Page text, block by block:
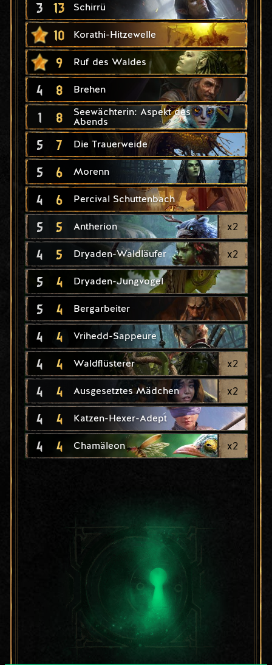
3 13 Schirrü
10 Korathi-Hitzewelle
9 Ruf des Waldes
4 8 Brehen
1 8
Seewächterin: Aspekt des
Abends
5 7 Die Trauerweide
5 6 Morenn
4 6 Percival Schuttenbach
5 5 Antherion x2
4 5 Dryaden-Waldläufer x2
5 4 Dryaden-Jungvogel
5 4 Bergarbeiter
4 4 Vrihedd-Sappeure
4 4 Waldflüsterer x2
4 4 Ausgesetztes Mädchen x2
4 4 Katzen-Hexer-Adept
4 4 Chamäleon x2